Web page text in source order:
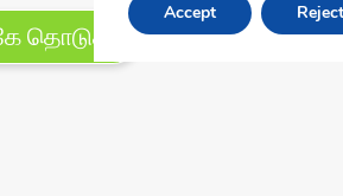
தொடுக
Accept Reject